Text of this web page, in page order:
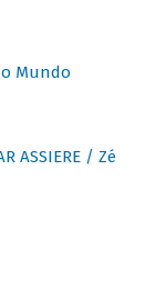
o Mundo
ASSIERE / Zé